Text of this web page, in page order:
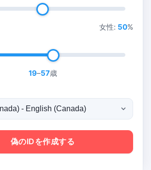
女性: 50%
19–57歳
偽のIDを作成する